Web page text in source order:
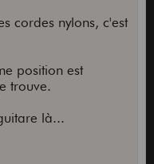
cordes nylons, c'est
position est
trouve.
là...